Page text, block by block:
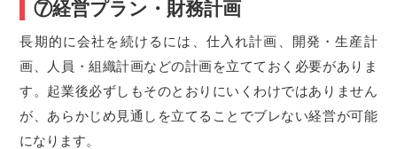
⑦経営プラン・財務計画
長期的に会社を続けるには、仕入れ計画、開発・生産計
画、人員・組織計画などの計画を立てておく必要がありま
す。起業後必ずしもそのとおりにいくわけではありません
が、あらかじめ見通しを立てることでブレない経営が可能
になります。